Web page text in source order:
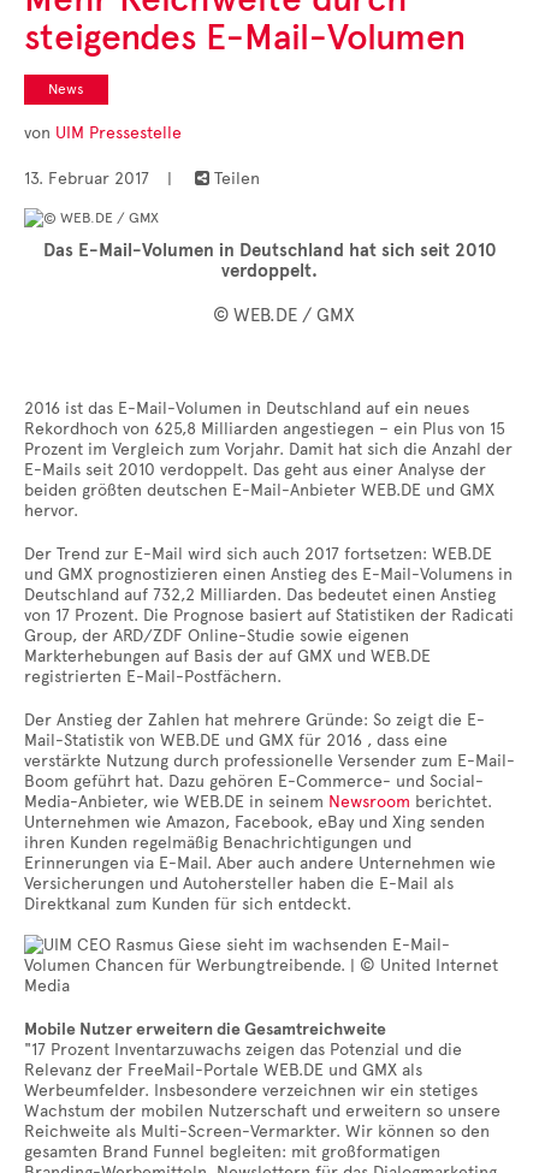
Cases
• Themen-Serien
• Kurzinterviews
steigendes E-Mail-Volumen
News
von UIM Pressestelle
13. Februar 2017 |  Teilen
Das E-Mail-Volumen in Deutschland hat sich seit 2010
verdoppelt.
© WEB.DE / GMX
2016 ist das E-Mail-Volumen in Deutschland auf ein neues
Rekordhoch von 625,8 Milliarden angestiegen – ein Plus von 15
Prozent im Vergleich zum Vorjahr. Damit hat sich die Anzahl der
E-Mails seit 2010 verdoppelt. Das geht aus einer Analyse der
beiden größten deutschen E-Mail-Anbieter WEB.DE und GMX
hervor.
Der Trend zur E-Mail wird sich auch 2017 fortsetzen: WEB.DE
und GMX prognostizieren einen Anstieg des E-Mail-Volumens in
Deutschland auf 732,2 Milliarden. Das bedeutet einen Anstieg
von 17 Prozent. Die Prognose basiert auf Statistiken der Radicati
Group, der ARD/ZDF Online-Studie sowie eigenen
Markterhebungen auf Basis der auf GMX und WEB.DE
registrierten E-Mail-Postfächern.
Der Anstieg der Zahlen hat mehrere Gründe: So zeigt die E-
Mail-Statistik von WEB.DE und GMX für 2016 , dass eine
verstärkte Nutzung durch professionelle Versender zum E-Mail-
Boom geführt hat. Dazu gehören E-Commerce- und Social-
Media-Anbieter, wie WEB.DE in seinem Newsroom berichtet.
Unternehmen wie Amazon, Facebook, eBay und Xing senden
ihren Kunden regelmäßig Benachrichtigungen und
Erinnerungen via E-Mail. Aber auch andere Unternehmen wie
Versicherungen und Autohersteller haben die E-Mail als
Direktkanal zum Kunden für sich entdeckt.
Mobile Nutzer erweitern die Gesamtreichweite
"17 Prozent Inventarzuwachs zeigen das Potenzial und die
Relevanz der FreeMail-Portale WEB.DE und GMX als
Werbeumfelder. Insbesondere verzeichnen wir ein stetiges
Wachstum der mobilen Nutzerschaft und erweitern so unsere
Reichweite als Multi-Screen-Vermarkter. Wir können so den
gesamten Brand Funnel begleiten: mit großformatigen